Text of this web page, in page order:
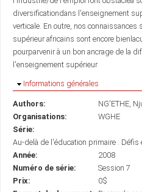
diversificationdans l'enseignement
verticale. En outre, nos
supérieur africains sont encore
pourparvenir à un bon ancrage de la
l'enseignement supérieur
Masquer
Informations générales
Authors:
NG'ETHE,
Organisations:
WGHE
Série:
Au-delà de l'éducation primaire :
Année:
2008
Numéro de série:
Session 7
Prix:
0$